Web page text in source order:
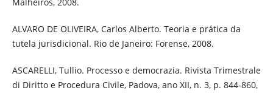
ALVARO DE OLIVEIRA, Carlos Alberto. Teoria e prática da
tutela jurisdicional. Rio de Janeiro: Forense, 2008.
ASCARELLI, Tullio. Processo e democrazia. Rivista Trimestrale
di Diritto e Procedura Civile, Padova, ano XII, n. 3, p. 844-860,